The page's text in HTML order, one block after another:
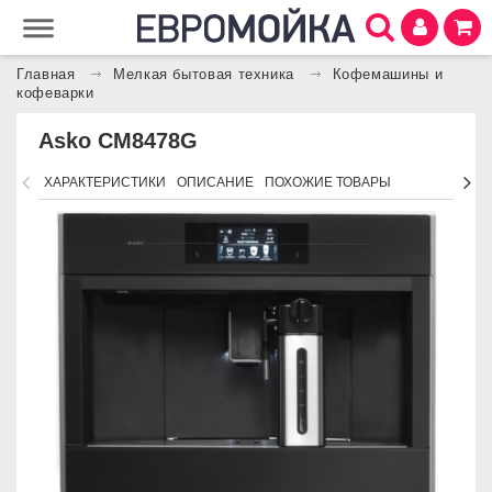
Главная Мелкая бытовая техника
Кофемашины и
кофеварки
Asko CM8478G
ХАРАКТЕРИСТИКИ ОПИСАНИЕ ПОХОЖИЕ ТОВАРЫ